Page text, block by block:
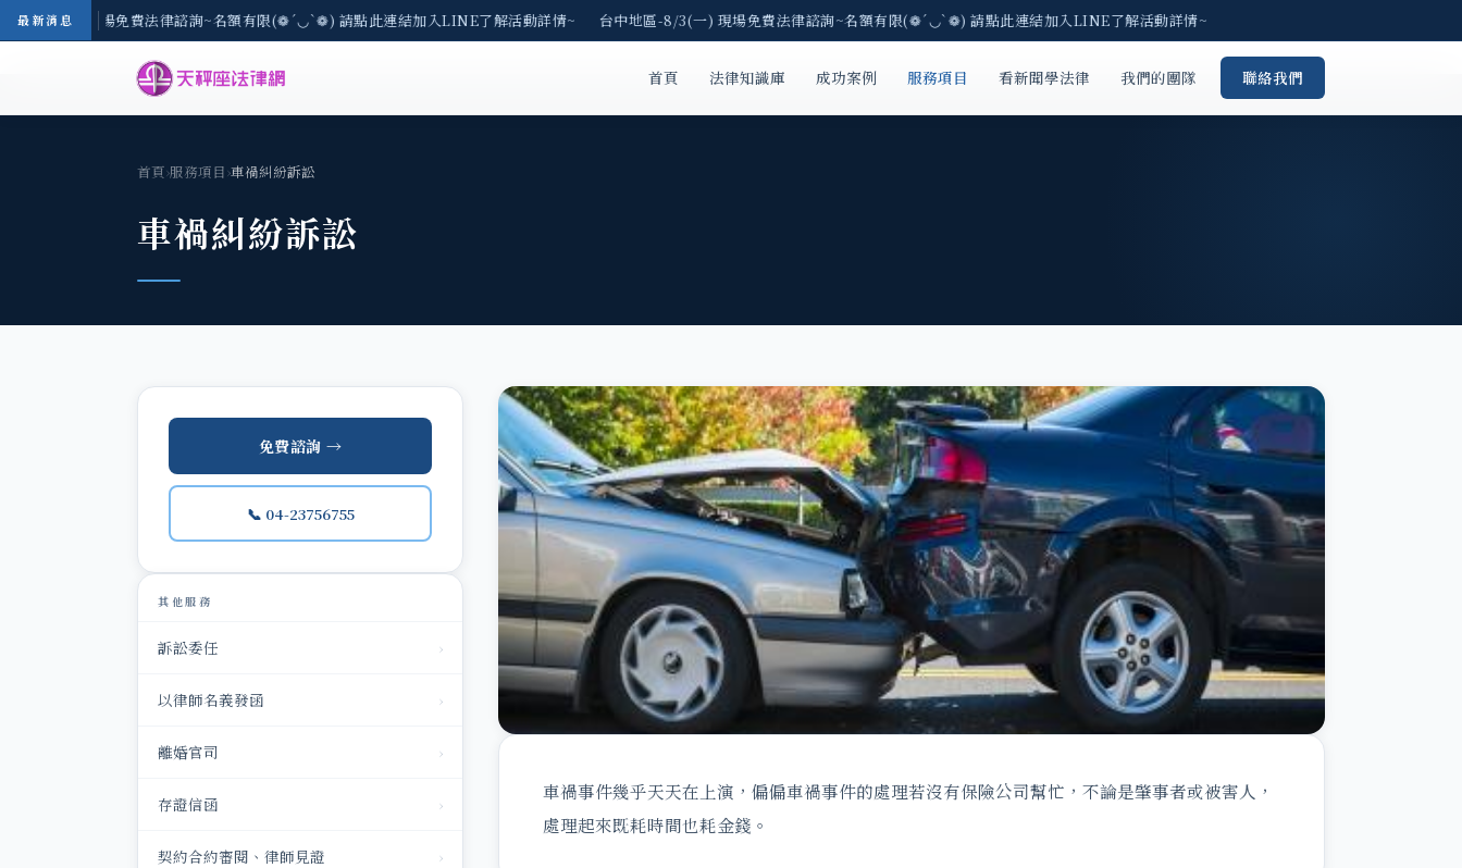
最新消息
-8/3(一) 現場免費法律諮詢~名額有限(❁´◡`❁) 請點此連結加入LINE了解活動詳情~ 台中地區-8/3(一) 現場免費法律諮詢~名額有限(❁´◡`❁) 請點此連結加入LINE了解活動詳情~
首頁 法律知識庫 成功案例 服務項目 看新聞學法律 我們的團隊 聯絡我們
首頁›服務項目›車禍糾紛訴訟
車禍糾紛訴訟
免費諮詢 →
📞 04-23756755
其他服務
訴訟委任 ›
以律師名義發函 ›
離婚官司 ›
存證信函 ›
契約合約審閱、律師見證 ›
車禍事件幾乎天天在上演，偏偏車禍事件的處理若沒有保險公司幫忙，不論是肇事者或被害人，
處理起來既耗時間也耗金錢。